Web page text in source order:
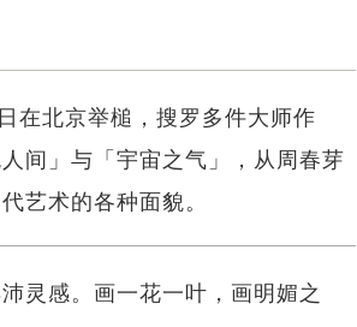
在北京举槌，搜罗多件大师作
间」与「宇宙之气」，从周春芽
艺术的各种面貌。
灵感。画一花一叶，画明媚之